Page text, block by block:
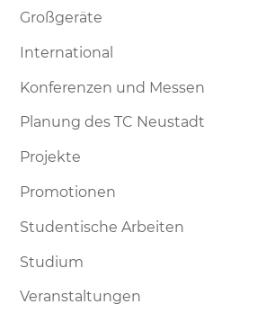
Großgeräte
International
Konferenzen und Messen
Planung des TC Neustadt
Projekte
Promotionen
Studentische Arbeiten
Studium
Veranstaltungen